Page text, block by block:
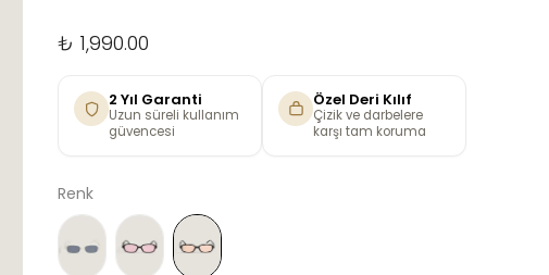
₺ 1,990.00
2 Yıl Garanti
Uzun süreli kullanım
güvencesi
Özel Deri Kılıf
Çizik ve darbelere
karşı tam koruma
Renk